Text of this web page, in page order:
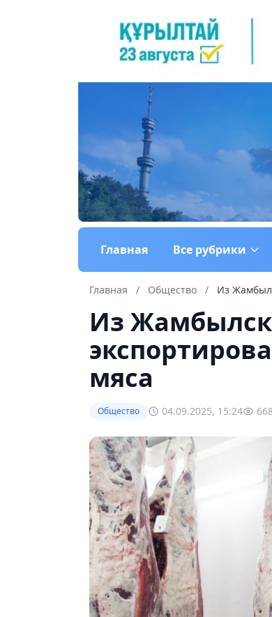
Главная Все рубрики
Главная / Общество / Из
Из
мяса
Общество 04.09.2025, 15:24